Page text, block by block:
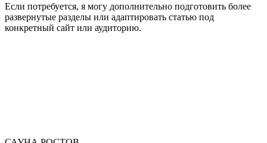
Если потребуется, я могу дополнительно подготовить более
развернутые разделы или адаптировать статью под
конкретный сайт или аудиторию.